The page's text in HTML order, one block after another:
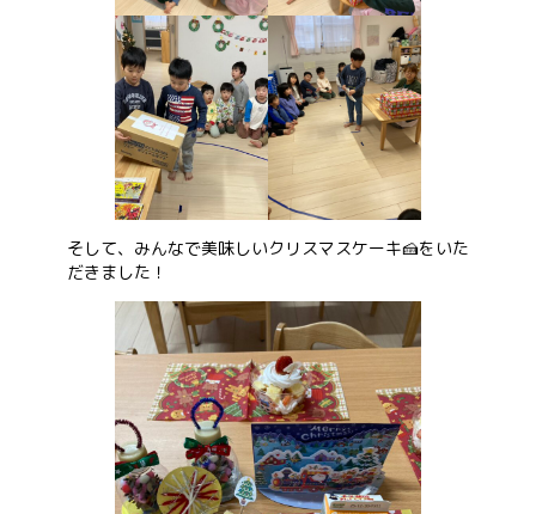
そして、みんなで美味しいクリスマスケーキ🍰をいた
だきました！